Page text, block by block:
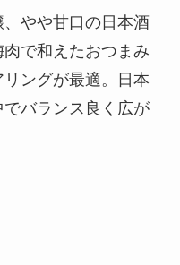
やや甘口の日本酒
で和えたおつまみ
ングが最適。日本
バランス良く広が